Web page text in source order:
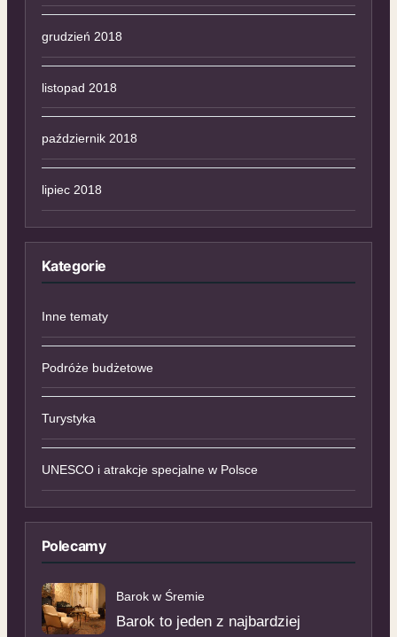
grudzień 2018
listopad 2018
październik 2018
lipiec 2018
Kategorie
Inne tematy
Podróże budżetowe
Turystyka
UNESCO i atrakcje specjalne w Polsce
Polecamy
Barok w Śremie
Barok to jeden z najbardziej